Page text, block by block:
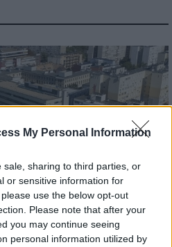
My Personal Information
sale, sharing to third parties, or
or sensitive information for
use the below opt-out
Please note that after your
you may continue seeing
personal information utilized by
Mérnöki Tervező Zrt.